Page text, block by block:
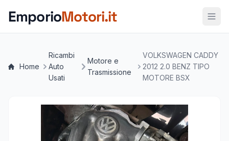
EmporioMotori.it
Home
Ricambi
Auto
Usati
Motore e
Trasmissione
VOLKSWAGEN CADDY
2012 2.0 BENZ TIPO
MOTORE BSX